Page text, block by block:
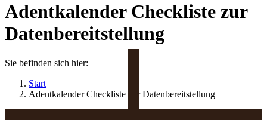
Adentkalender Checkliste zur
Datenbereitstellung
Sie befinden sich hier:
Start
Adentkalender Checkliste zur Datenbereitstellung